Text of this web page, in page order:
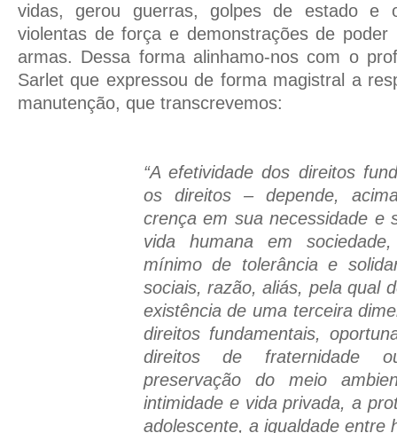
vidas, gerou guerras, golpes de estado e
violentas de força e demonstrações de
armas. Dessa forma alinhamo-nos com o
Sarlet que expressou de forma magistral a
manutenção, que transcrevemos:
“A efetividade dos direitos
os direitos – depende,
crença em sua necessidade e
vida humana em
mínimo de tolerância e
sociais, razão, aliás, pela qual
existência de uma terceira
direitos fundamentais,
direitos de fraternidade
preservação do meio
intimidade e vida privada, a
adolescente, a igualdade entre